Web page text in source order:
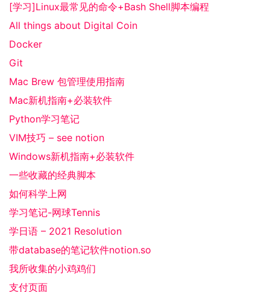
[学习]Linux最常见的命令+Bash Shell脚本编程
All things about Digital Coin
Docker
Git
Mac Brew 包管理使用指南
Mac新机指南+必装软件
Python学习笔记
VIM技巧 – see notion
Windows新机指南+必装软件
一些收藏的经典脚本
如何科学上网
学习笔记-网球Tennis
学日语 – 2021 Resolution
带database的笔记软件notion.so
我所收集的小鸡鸡们
支付页面